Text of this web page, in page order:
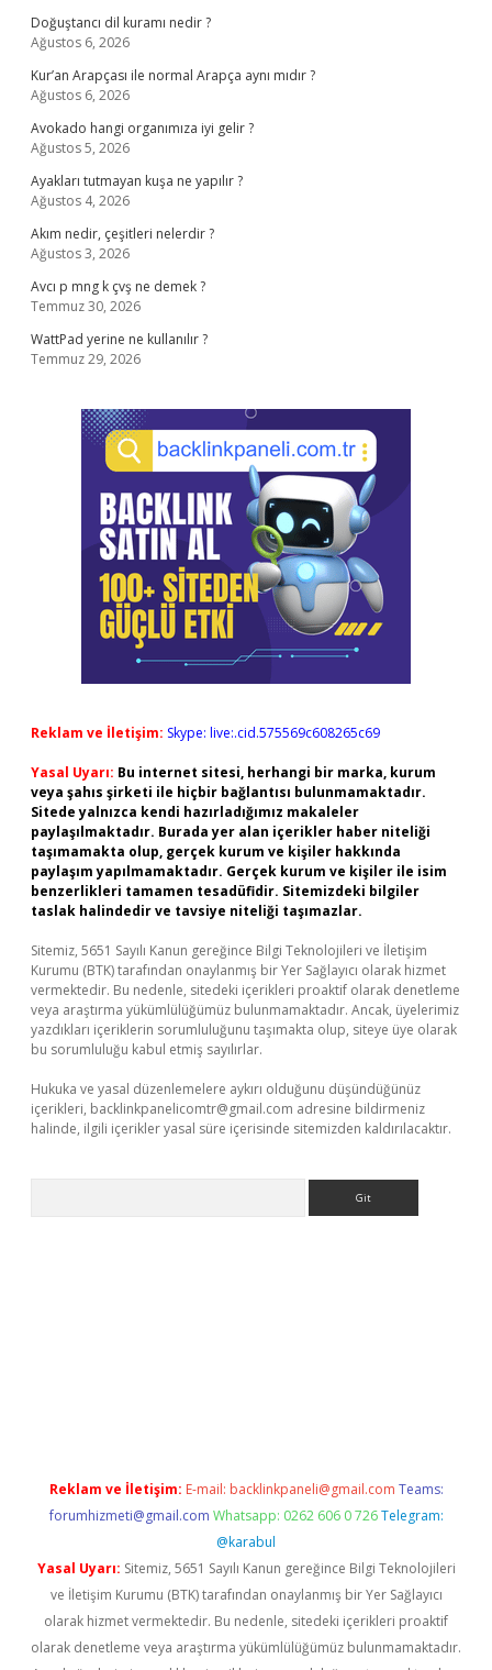
Doğuştancı dil kuramı nedir ?
Ağustos 6, 2026
Kur’an Arapçası ile normal Arapça aynı mıdır ?
Ağustos 6, 2026
Avokado hangi organımıza iyi gelir ?
Ağustos 5, 2026
Ayakları tutmayan kuşa ne yapılır ?
Ağustos 4, 2026
Akım nedir, çeşitleri nelerdir ?
Ağustos 3, 2026
Avcı p mng k çvş ne demek ?
Temmuz 30, 2026
WattPad yerine ne kullanılır ?
Temmuz 29, 2026
Reklam ve İletişim: Skype: live:.cid.575569c608265c69
Yasal Uyarı: Bu internet sitesi, herhangi bir marka, kurum
veya şahıs şirketi ile hiçbir bağlantısı bulunmamaktadır.
Sitede yalnızca kendi hazırladığımız makaleler
paylaşılmaktadır. Burada yer alan içerikler haber niteliği
taşımamakta olup, gerçek kurum ve kişiler hakkında
paylaşım yapılmamaktadır. Gerçek kurum ve kişiler ile isim
benzerlikleri tamamen tesadüfidir. Sitemizdeki bilgiler
taslak halindedir ve tavsiye niteliği taşımazlar.
Sitemiz, 5651 Sayılı Kanun gereğince Bilgi Teknolojileri ve İletişim
Kurumu (BTK) tarafından onaylanmış bir Yer Sağlayıcı olarak hizmet
vermektedir. Bu nedenle, sitedeki içerikleri proaktif olarak denetleme
veya araştırma yükümlülüğümüz bulunmamaktadır. Ancak, üyelerimiz
yazdıkları içeriklerin sorumluluğunu taşımakta olup, siteye üye olarak
bu sorumluluğu kabul etmiş sayılırlar.
Hukuka ve yasal düzenlemelere aykırı olduğunu düşündüğünüz
içerikleri, backlinkpanelicomtr@gmail.com adresine bildirmeniz
halinde, ilgili içerikler yasal süre içerisinde sitemizden kaldırılacaktır.
Reklam ve İletişim: E-mail: backlinkpaneli@gmail.com Teams:
forumhizmeti@gmail.com Whatsapp: 0262 606 0 726 Telegram:
@karabul
Yasal Uyarı: Sitemiz, 5651 Sayılı Kanun gereğince Bilgi Teknolojileri
ve İletişim Kurumu (BTK) tarafından onaylanmış bir Yer Sağlayıcı
olarak hizmet vermektedir. Bu nedenle, sitedeki içerikleri proaktif
olarak denetleme veya araştırma yükümlülüğümüz bulunmamaktadır.